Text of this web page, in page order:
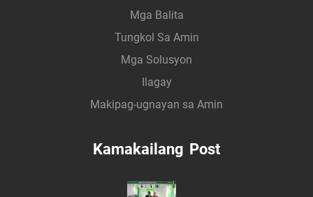
Mga Balita
Tungkol Sa Amin
Mga Solusyon
Ilagay
Makipag-ugnayan sa Amin
Kamakailang Post